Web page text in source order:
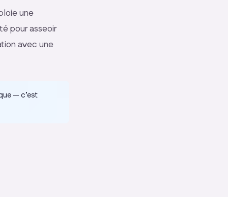
une
pour asseoir
avec une
— c’est